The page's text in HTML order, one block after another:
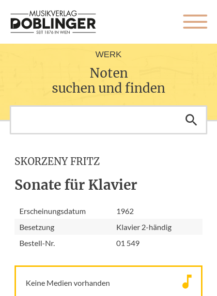
WERK
Noten
suchen und finden
SKORZENY FRITZ
Sonate für Klavier
Erscheinungsdatum
1962
Besetzung
Klavier 2-händig
Bestell-Nr.
01 549
Keine Medien vorhanden